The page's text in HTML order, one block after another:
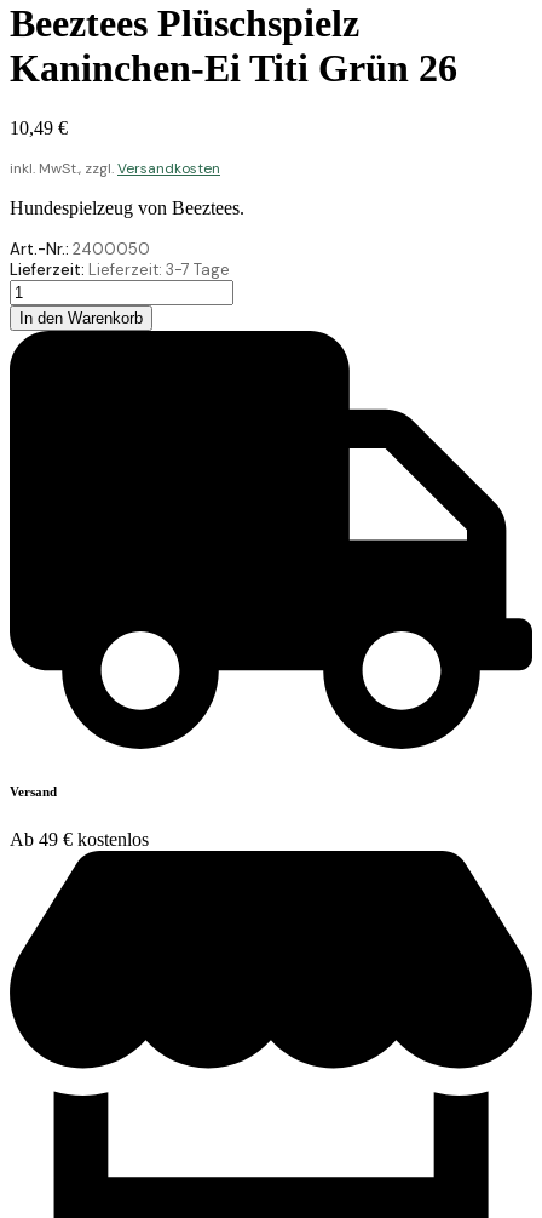
Beeztees Plüschspielz
Kaninchen-Ei Titi Grün 26
10,49 €
inkl. MwSt., zzgl.Versandkosten
Hundespielzeug von Beeztees.
Art.-Nr.: 2400050
Lieferzeit: Lieferzeit: 3-7 Tage
Beeztees
Plüschspielz
Kaninchen-
Ei
In den Warenkorb
Versand
Ab 49 € kostenlos